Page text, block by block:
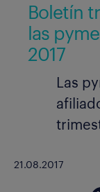
Boletín
las
2017
Las
21.08.2017